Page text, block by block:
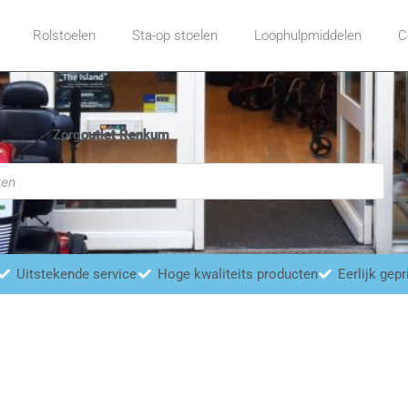
Rolstoelen Sta-op stoelen Loophulpmiddelen
Zorgoutlet Renkum
Uitstekende service Hoge kwaliteits producten Eerlijk